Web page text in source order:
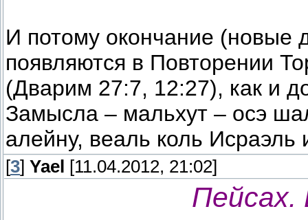
И потому окончание (новые
появляются в Повторении
(Дварим 27:7, 12:27), как и
Замысла – мальхут – осэ
алейну, веаль коль
[3] Yael [11.04.2012, 21:02]